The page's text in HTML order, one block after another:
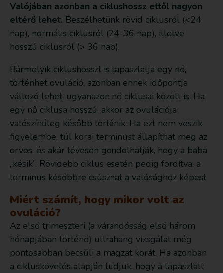
Valójában azonban a ciklushossz ettől nagyon
eltérő lehet. Beszélhetünk rövid ciklusról (<24
nap), normális ciklusról (24-36 nap), illetve
hosszú ciklusról (> 36 nap).
Bármelyik ciklushosszt is tapasztalja egy nő,
történhet ovuláció, azonban ennek időpontja
változó lehet, ugyanazon nő ciklusai között is. Ha
egy nő ciklusa hosszú, akkor az ovulációja
valószínűleg később történik. Ha ezt nem veszik
figyelembe, túl korai terminust állapíthat meg az
orvos, és akár tévesen gondolhatják, hogy a baba
„késik”. Rövidebb ciklus esetén pedig fordítva: a
terminus későbbre csúszhat a valósághoz képest.
Miért számít, hogy mikor volt az
ovuláció?
Az első trimeszteri (a várandósság első három
hónapjában történő) ultrahang vizsgálat még
pontosabban becsüli a magzat korát. Ha azonban
a cikluskövetés alapján tudjuk, hogy a tapasztalt